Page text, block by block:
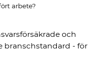
arbete?
och
branschstandard - för